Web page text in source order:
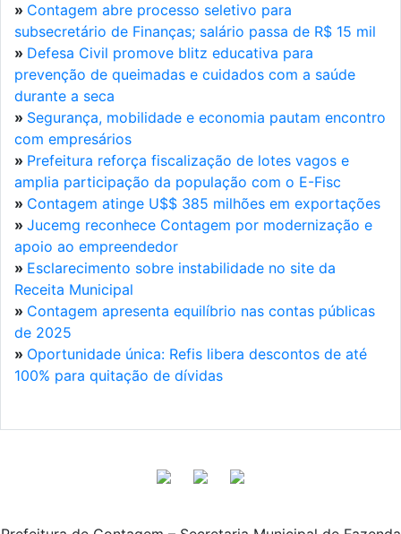
» Contagem abre processo seletivo para
subsecretário de Finanças; salário passa de R$ 15 mil
» Defesa Civil promove blitz educativa para
prevenção de queimadas e cuidados com a saúde
durante a seca
» Segurança, mobilidade e economia pautam encontro
com empresários
» Prefeitura reforça fiscalização de lotes vagos e
amplia participação da população com o E-Fisc
» Contagem atinge U$$ 385 milhões em exportações
» Jucemg reconhece Contagem por modernização e
apoio ao empreendedor
» Esclarecimento sobre instabilidade no site da
Receita Municipal
» Contagem apresenta equilíbrio nas contas públicas
de 2025
» Oportunidade única: Refis libera descontos de até
100% para quitação de dívidas